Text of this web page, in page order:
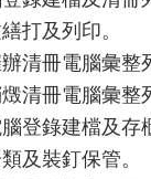
打及列印。
清冊電腦彙整
清冊電腦彙整
登錄建檔及存
及裝釘保管。